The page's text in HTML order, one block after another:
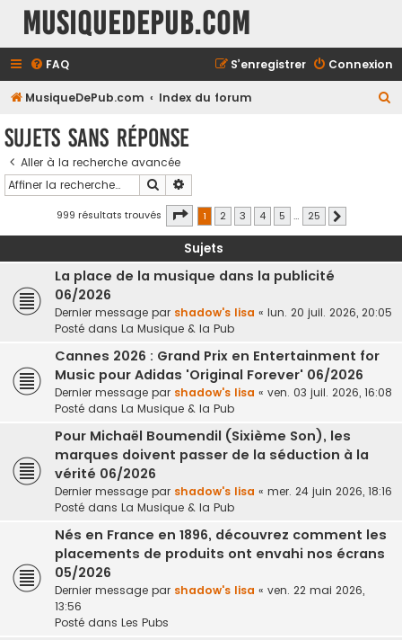
MusiqueDePub.com
FAQ Connexion
S’enregistrer
MusiqueDePub.com Index du forum
c
h
Sujets sans réponse
Aller à la recherche avancée
Rechercher
999 résultats trouvés Page 1sur25
1 2 3 4 5 … 25
Sujets
La place de la musique dans la publicité
06/2026
Dernier message par shadow's lisa « lun. 20 juil. 2026, 20:05
Posté dans La Musique & la Pub
Cannes 2026 : Grand Prix en Entertainment for
Music pour Adidas 'Original Forever' 06/2026
Dernier message par shadow's lisa « ven. 03 juil. 2026, 16:08
Posté dans La Musique & la Pub
Pour Michaël Boumendil (Sixième Son), les
marques doivent passer de la séduction à la
vérité 06/2026
Dernier message par shadow's lisa « mer. 24 juin 2026, 18:16
Posté dans La Musique & la Pub
Nés en France en 1896, découvrez comment les
placements de produits ont envahi nos écrans
05/2026
Dernier message par shadow's lisa « ven. 22 mai 2026,
13:56
Posté dans Les Pubs